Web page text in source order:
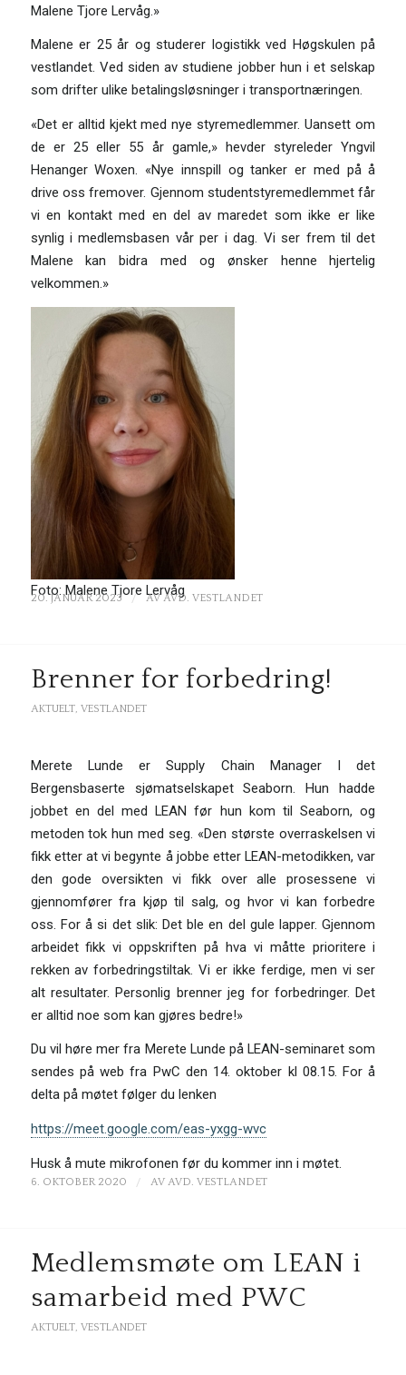
Malene Tjore Lervåg.»
Malene er 25 år og studerer logistikk ved Høgskulen på
vestlandet. Ved siden av studiene jobber hun i et selskap
som drifter ulike betalingsløsninger i transportnæringen.
«Det er alltid kjekt med nye styremedlemmer. Uansett om
de er 25 eller 55 år gamle,» hevder styreleder Yngvil
Henanger Woxen. «Nye innspill og tanker er med på å
drive oss fremover. Gjennom studentstyremedlemmet får
vi en kontakt med en del av maredet som ikke er like
synlig i medlemsbasen vår per i dag. Vi ser frem til det
Malene kan bidra med og ønsker henne hjertelig
velkommen.»
Foto: Malene Tjore Lervåg
20. JANUAR 2023 / AVAVD. VESTLANDET
Brenner for forbedring!
AKTUELT, VESTLANDET
Merete Lunde er Supply Chain Manager I det
Bergensbaserte sjømatselskapet Seaborn. Hun hadde
jobbet en del med LEAN før hun kom til Seaborn, og
metoden tok hun med seg. «Den største overraskelsen vi
fikk etter at vi begynte å jobbe etter LEAN-metodikken, var
den gode oversikten vi fikk over alle prosessene vi
gjennomfører fra kjøp til salg, og hvor vi kan forbedre
oss. For å si det slik: Det ble en del gule lapper. Gjennom
arbeidet fikk vi oppskriften på hva vi måtte prioritere i
rekken av forbedringstiltak. Vi er ikke ferdige, men vi ser
alt resultater. Personlig brenner jeg for forbedringer. Det
er alltid noe som kan gjøres bedre!»
Du vil høre mer fra Merete Lunde på LEAN-seminaret som
sendes på web fra PwC den 14. oktober kl 08.15. For å
delta på møtet følger du lenken
https://meet.google.com/eas-yxgg-wvc
Husk å mute mikrofonen før du kommer inn i møtet.
6. OKTOBER 2020 / AV AVD. VESTLANDET
Medlemsmøte om LEAN i
samarbeid med PWC
AKTUELT, VESTLANDET